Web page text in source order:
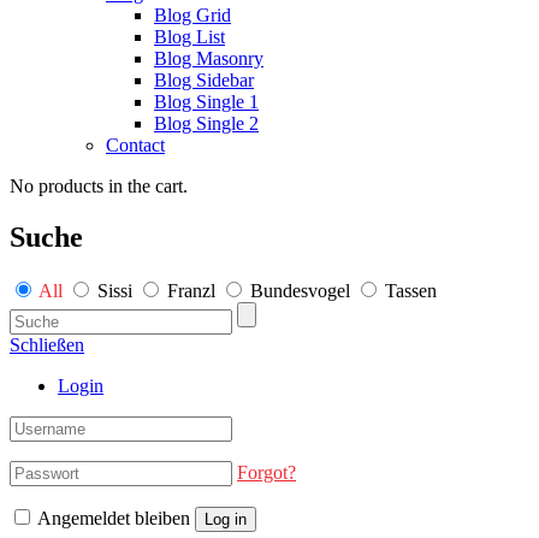
Blog Grid
Blog List
Blog Masonry
Blog Sidebar
Blog Single 1
Blog Single 2
Contact
No products in the cart.
Suche
All Sissi Franzl Bundesvogel Tassen
Schließen
Login
Forgot?
Angemeldet bleiben Log in